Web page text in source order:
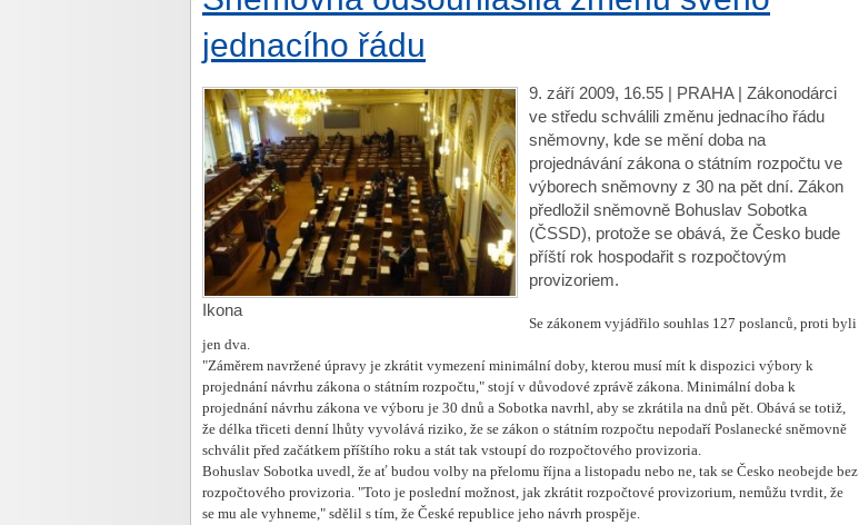
jednacího řádu
Ikona
9. září 2009, 16.55 | PRAHA | Zákonodárci
ve středu schválili změnu jednacího řádu
sněmovny, kde se mění doba na
projednávání zákona o státním rozpočtu ve
výborech sněmovny z 30 na pět dní. Zákon
předložil sněmovně Bohuslav Sobotka
(ČSSD), protože se obává, že Česko bude
příští rok hospodařit s rozpočtovým
provizoriem.
Se zákonem vyjádřilo souhlas 127 poslanců, proti byli
jen dva.
"Záměrem navržené úpravy je zkrátit vymezení minimální doby, kterou musí mít k dispozici výbory k
projednání návrhu zákona o státním rozpočtu," stojí v důvodové zprávě zákona. Minimální doba k
projednání návrhu zákona ve výboru je 30 dnů a Sobotka navrhl, aby se zkrátila na dnů pět. Obává se totiž,
že délka třiceti denní lhůty vyvolává riziko, že se zákon o státním rozpočtu nepodaří Poslanecké sněmovně
schválit před začátkem příštího roku a stát tak vstoupí do rozpočtového provizoria.
Bohuslav Sobotka uvedl, že ať budou volby na přelomu října a listopadu nebo ne, tak se Česko neobejde bez
rozpočtového provizoria. "Toto je poslední možnost, jak zkrátit rozpočtové provizorium, nemůžu tvrdit, že
se mu ale vyhneme," sdělil s tím, že České republice jeho návrh prospěje.